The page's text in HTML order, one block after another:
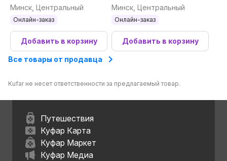
Минск, Центральный
Онлайн-заказ
Добавить в корзину
Минск, Центральный
Онлайн-заказ
Добавить в корзину
Все товары от продавца
Kufar не несет ответственности за предлагаемый товар.
Путешествия
Куфар Карта
Куфар Маркет
Куфар Медиа